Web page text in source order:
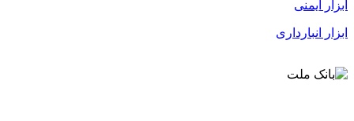
ابزار ایمنی
ابزار انبارداری